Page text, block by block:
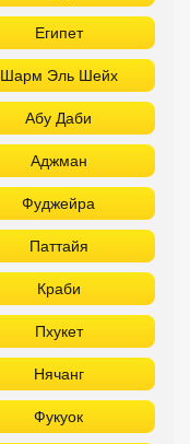
Египет
Шарм Эль Шейх
Абу Даби
Аджман
Фуджейра
Паттайя
Краби
Пхукет
Нячанг
Фукуок